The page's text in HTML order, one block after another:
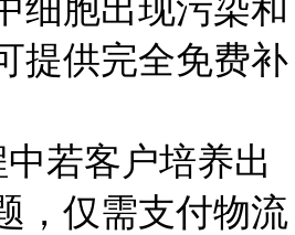
细胞出现污染和
提供完全免费补
若客户培养出
，仅需支付物流